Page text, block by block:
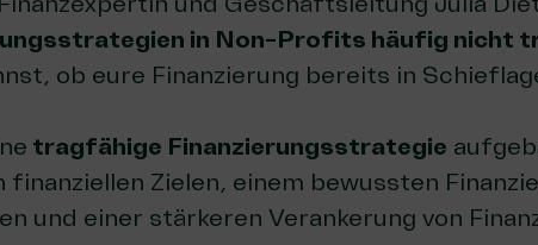
in Non-Profits häufig nicht
ob eure Finanzierung bereits in
tragfähige Finanzierungsstrategie
Zielen, einem bewussten
und einer stärkeren Verankerung von